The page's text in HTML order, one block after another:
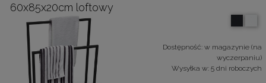
60x85x20cm loftowy
Dostępność: w magazynie (na
wyczerpaniu)
Wysyłka w: 5 dni roboczych